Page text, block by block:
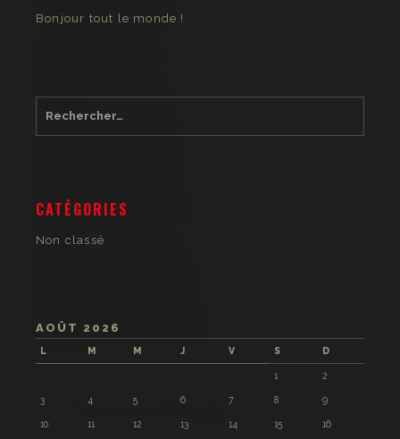
Bonjour tout le monde !
CATÉGORIES
Non classé
AOÛT 2026
L M M J V S D
1 2
3 4 5 6 7 8 9
10 11 12 13 14 15 16